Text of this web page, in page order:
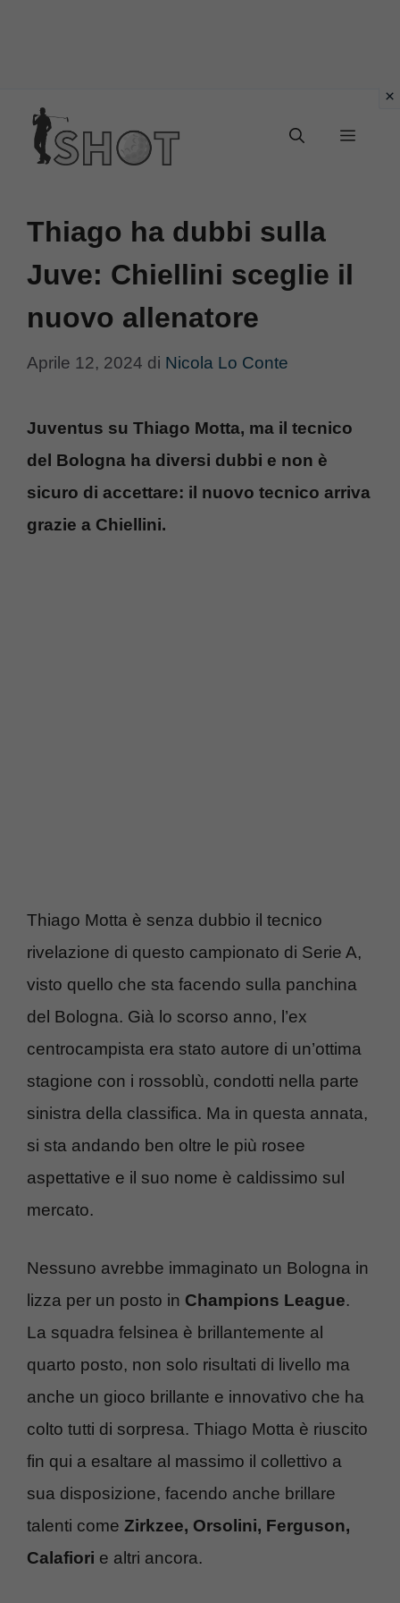
contenuto
Menu
Thiago ha dubbi sulla
Juve: Chiellini sceglie il
nuovo allenatore
Aprile 12, 2024 di Nicola Lo Conte
Juventus su Thiago Motta, ma il tecnico
del Bologna ha diversi dubbi e non è
sicuro di accettare: il nuovo tecnico arriva
grazie a Chiellini.
Thiago Motta è senza dubbio il tecnico
rivelazione di questo campionato di Serie A,
visto quello che sta facendo sulla panchina
del Bologna. Già lo scorso anno, l’ex
centrocampista era stato autore di un’ottima
stagione con i rossoblù, condotti nella parte
sinistra della classifica. Ma in questa annata,
si sta andando ben oltre le più rosee
aspettative e il suo nome è caldissimo sul
mercato.
Nessuno avrebbe immaginato un Bologna in
lizza per un posto in Champions League.
La squadra felsinea è brillantemente al
quarto posto, non solo risultati di livello ma
anche un gioco brillante e innovativo che ha
colto tutti di sorpresa. Thiago Motta è riuscito
fin qui a esaltare al massimo il collettivo a
sua disposizione, facendo anche brillare
talenti come Zirkzee, Orsolini, Ferguson,
Calafiori e altri ancora.